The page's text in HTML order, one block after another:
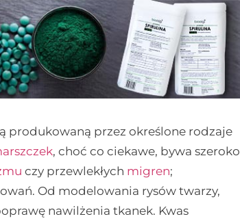
produkowaną przez określone rodzaje
, choć co ciekawe, bywa szeroko
czy przewlekłych migren;
Od modelowania rysów twarzy,
nawilżenia tkanek. Kwas